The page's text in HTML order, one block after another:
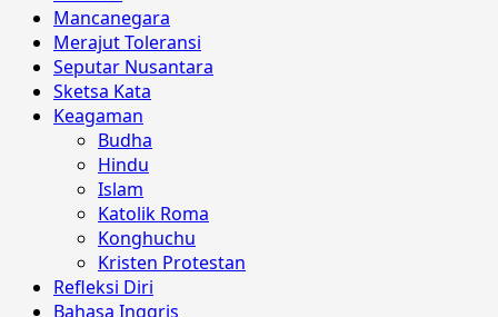
Mancanegara
Merajut Toleransi
Seputar Nusantara
Sketsa Kata
Keagaman
Budha
Hindu
Islam
Katolik Roma
Konghuchu
Kristen Protestan
Refleksi Diri
Bahasa Inggris